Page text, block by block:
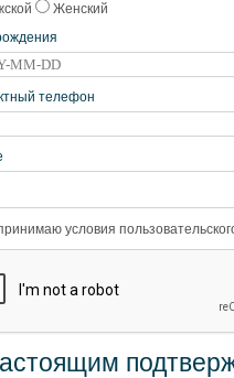
Женский
телефон
условия